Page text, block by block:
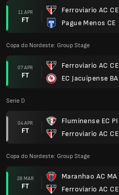
11 APR
FT
Ferroviario AC CE
Pague Menos CE
Copa do Nordeste: Group Stage
07 APR
FT
Ferroviario AC CE
EC Jacuipense BA
Serie D
04 APR
FT
Fluminense EC PI
Ferroviario AC CE
Copa do Nordeste: Group Stage
28 MAR
FT
Maranhao AC MA
Ferroviario AC CE